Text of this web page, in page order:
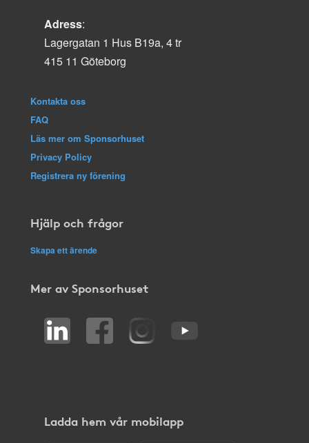
Adress:
Lagergatan 1 Hus B19a, 4 tr
415 11 Göteborg
Kontakta oss
FAQ
Läs mer om Sponsorhuset
Privacy Policy
Registrera ny förening
Hjälp och frågor
Skapa ett ärende
Mer av Sponsorhuset
Ladda hem vår mobilapp